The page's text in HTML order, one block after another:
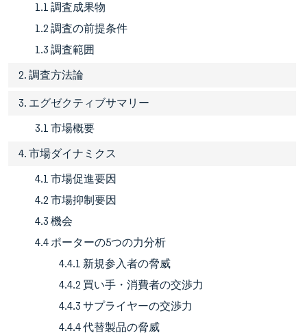
1.1 調査成果物
1.2 調査の前提条件
1.3 調査範囲
2. 調査方法論
3. エグゼクティブサマリー
3.1 市場概要
4. 市場ダイナミクス
4.1 市場促進要因
4.2 市場抑制要因
4.3 機会
4.4 ポーターの5つの力分析
4.4.1 新規参入者の脅威
4.4.2 買い手・消費者の交渉力
4.4.3 サプライヤーの交渉力
4.4.4 代替製品の脅威